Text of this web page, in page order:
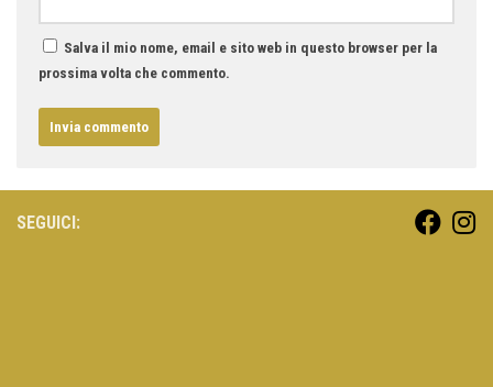
Salva il mio nome, email e sito web in questo browser per la
prossima volta che commento.
SEGUICI: